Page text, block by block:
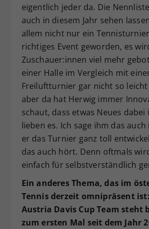
eigentlich jeder da. Die
auch in diesem Jahr sehen
allem nicht nur ein
richtiges Event geworden, es
Zuschauer:innen viel mehr
einer Halle im Vergleich mit
Freiluftturnier gar nicht so leicht
aber da hat Herwig immer
schaut, dass etwas Neues dabei
lieben es. Ich sage ihm das
er das Turnier ganz toll
das auch hört. Denn oftmals
einfach für selbstverständlich
Ein anderes Thema, das im
Tennis derzeit omnipräsent ist:
Austria Davis Cup Team steht
zum ersten Mal seit dem Jahr